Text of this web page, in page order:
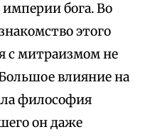
бога. Во
этого
с митраизмом не
влияние на
философия
он даже